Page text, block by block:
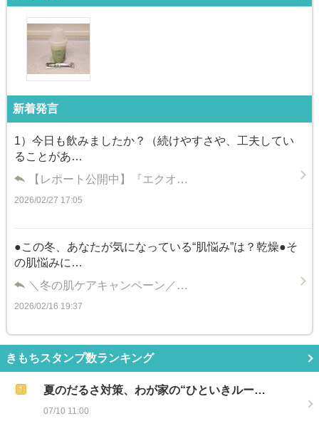
新着発言
1）今日も飲みましたか？（続けやすさや、工夫してい
ることがあ…
【レポート公開中】『エクオ…
2026/02/27 17:05
●この冬、あなたが気になっている“肌悩み”は？乾燥●そ
の肌悩みに…
＼冬の肌ケアキャンペーン／…
2026/02/16 19:37
きもちスタンプ数ランキング
夏のだるさ対策、わが家の“ひといきルー…
07/10 11:00